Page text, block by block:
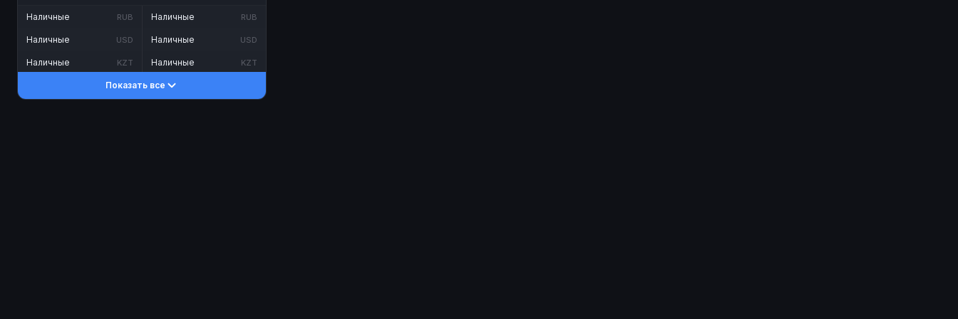
Наличные RUB
Наличные USD
Наличные KZT
Наличные RUB
Наличные USD
Наличные KZT
Показать все